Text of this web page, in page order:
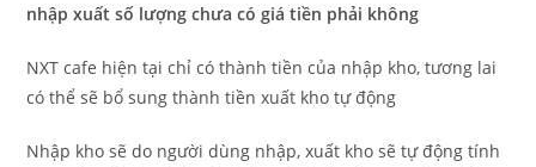
nhập xuất số lượng chưa có giá tiền phải không
NXT cafe hiện tại chỉ có thành tiền của nhập kho, tương lai
có thể sẽ bổ sung thành tiền xuất kho tự động
Nhập kho sẽ do người dùng nhập, xuất kho sẽ tự động tính